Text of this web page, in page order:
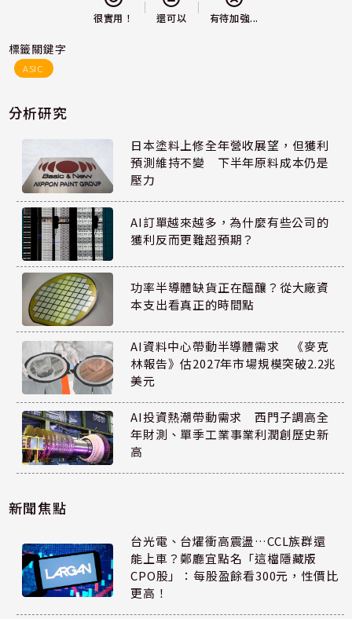
很實用！ 還可以 有待加強...
標籤關鍵字
ASIC
分析研究
日本塗料上修全年營收展望，但獲利
預測維持不變 下半年原料成本仍是
壓力
AI訂單越來越多，為什麼有些公司的
獲利反而更難超預期？
功率半導體缺貨正在醞釀？從大廠資
本支出看真正的時間點
AI資料中心帶動半導體需求 《麥克
林報告》估2027年市場規模突破2.2兆
美元
AI投資熱潮帶動需求 西門子調高全
年財測、單季工業事業利潤創歷史新
高
新聞焦點
台光電、台燿衝高震盪…CCL族群還
能上車？鄭廳宜點名「這檔隱藏版
CPO股」：每股盈餘看300元，性價比
更高！